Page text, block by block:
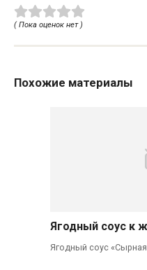
( Пока оценок нет )
Похожие материалы
Ягодный соус к
Ягодный соус